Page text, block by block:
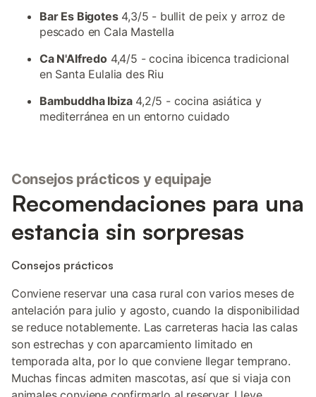
Bar Es Bigotes4,3/5 - bullit de peix y arroz de
pescado en Cala Mastella
Ca N'Alfredo4,4/5 - cocina ibicenca tradicional
en Santa Eulalia des Riu
Bambuddha Ibiza4,2/5 - cocina asiática y
mediterránea en un entorno cuidado
Consejos prácticos y equipaje
Recomendaciones para una
estancia sin sorpresas
Consejos prácticos
Conviene reservar una casa rural con varios meses de
antelación para julio y agosto, cuando la disponibilidad
se reduce notablemente. Las carreteras hacia las calas
son estrechas y con aparcamiento limitado en
temporada alta, por lo que conviene llegar temprano.
Muchas fincas admiten mascotas, así que si viaja con